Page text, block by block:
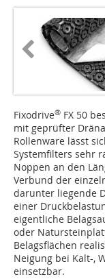
Fixodrive® FX 50
mit geprüfter
Rollenware lässt
Systemfilters sehr
Noppen an den
Verbund der
darunter liegende
einer
eigentliche
oder
Belagsflächen
Neigung bei Kalt-,
einsetzbar.